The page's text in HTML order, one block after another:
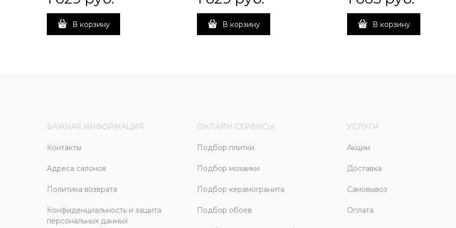
В корзину В корзину В корзину
ВАЖНАЯ ИНФОРМАЦИЯ
Контакты
Адреса салонов
Политика возврата
Конфиденциальность и защита
персональных данных
ОНЛАЙН-СЕРВИСЫ
Подбор плитки
Подбор мозаики
Подбор керамогранита
Подбор обоев
УСЛУГИ
Акции
Доставка
Самовывоз
Оплата